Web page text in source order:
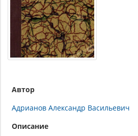
Автор
Адрианов Александр Васильевич
Описание